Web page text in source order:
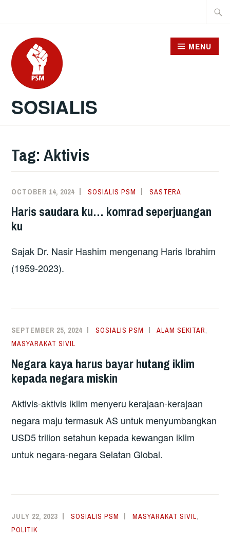
content
SOSIALIS
MENU
Tag:Aktivis
OCTOBER 14, 2024 SOSIALIS PSM SASTERA
Haris saudara ku… komrad seperjuangan
ku
Sajak Dr. Nasir Hashim mengenang Haris Ibrahim
(1959-2023).
SEPTEMBER 25, 2024 SOSIALIS PSM ALAM SEKITAR,
MASYARAKAT SIVIL
Negara kaya harus bayar hutang iklim
kepada negara miskin
Aktivis-aktivis iklim menyeru kerajaan-kerajaan
negara maju termasuk AS untuk menyumbangkan
USD5 trilion setahun kepada kewangan iklim
untuk negara-negara Selatan Global.
JULY 22, 2023 SOSIALIS PSM MASYARAKAT SIVIL,
POLITIK